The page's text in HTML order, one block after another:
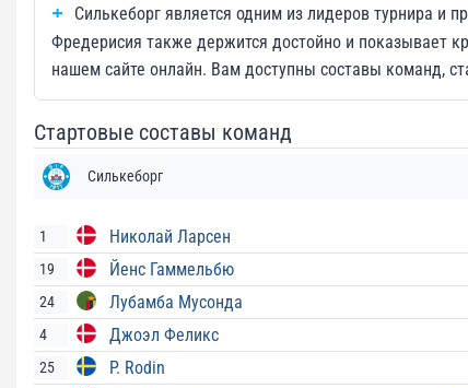
Силькеборг является одним из лидеров турнира и
Фредерисия также держится достойно и показывает
нашем сайте онлайн. Вам доступны составы команд,
Стартовые составы команд
Силькеборг
1 Николай Ларсен
19 Йенс Гаммельбю
24 Лубамба Мусонда
4 Джоэл Феликс
25
P. Rodin